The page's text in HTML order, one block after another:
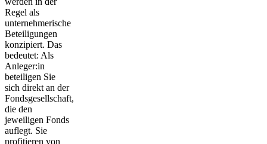
Regel als
unternehmerische
Beteiligungen
konzipiert. Das
bedeutet: Als
Anleger:in
beteiligen Sie
sich direkt an der
Fondsgesellschaft,
die den
jeweiligen Fonds
auflegt. Sie
profitieren von